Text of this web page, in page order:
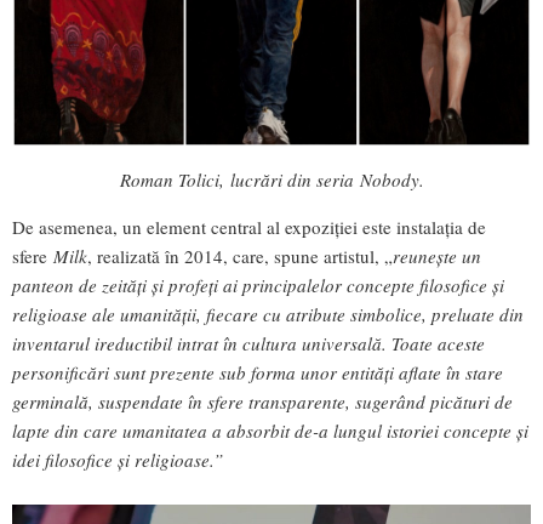
Roman Tolici, lucrări din seria Nobody.
De asemenea, un element central al expoziției este instalația de
sfere Milk, realizată în 2014, care, spune artistul, „reunește un
panteon de zeități și profeți ai principalelor concepte filosofice și
religioase ale umanității, fiecare cu atribute simbolice, preluate din
inventarul ireductibil intrat în cultura universală. Toate aceste
personificări sunt prezente sub forma unor entități aflate în stare
germinală, suspendate în sfere transparente, sugerând picături de
lapte din care umanitatea a absorbit de-a lungul istoriei concepte și
idei filosofice și religioase.”